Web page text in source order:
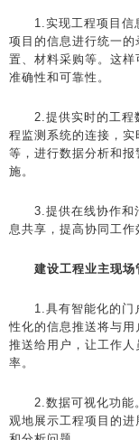
1.实现工程项目信息
项目的信息进行统一
置、材料采购等。这
准确性和可靠性。
2.提供实时的工程数
程监测系统的连接，
等，进行数据分析和
施。
3.提供在线协作和沟
息共享，提高协同工作
建设工程业主现场
1.具有智能化的门户
性化的信息推送将与
推送给用户，让工作
率。
2.数据可视化功能。
观地展示工程项目的